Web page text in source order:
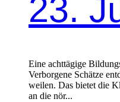
23.
Eine acht­tägige
Ver­bor­gene Schätze
weilen. Das bietet die
an die nör...